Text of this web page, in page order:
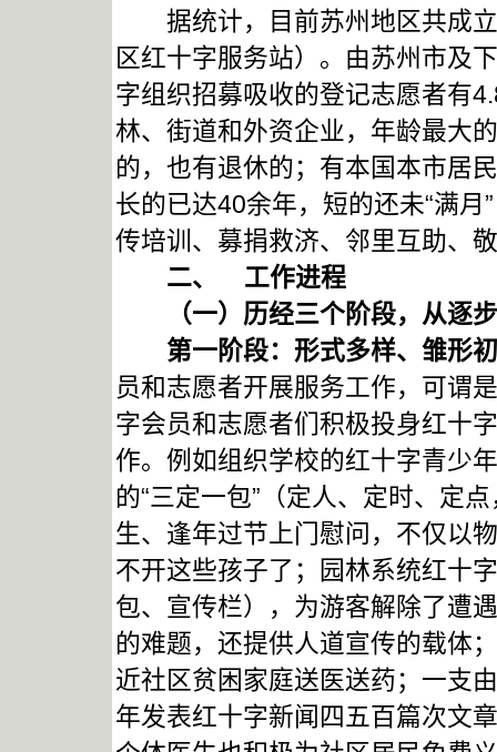
据统计，目前苏州地区共成立
区红十字服务站）。由苏州市及
字组织招募吸收的登记志愿者有
林、街道和外资企业，年龄最大
的，也有退休的；有本国本市居
长的已达40余年，短的还未“满
传培训、募捐救济、邻里互助、
二、 工作进程
（一）历经三个阶段，从逐步
第一阶段：形式多样、雏形
员和志愿者开展服务工作，可谓
字会员和志愿者们积极投身红十
作。例如组织学校的红十字青少
的“三定一包”（定人、定时、定
生、逢年过节上门慰问，不仅以
不开这些孩子了；园林系统红十
包、宣传栏），为游客解除了遭
的难题，还提供人道宣传的载体
近社区贫困家庭送医送药；一支
年发表红十字新闻四五百篇次文